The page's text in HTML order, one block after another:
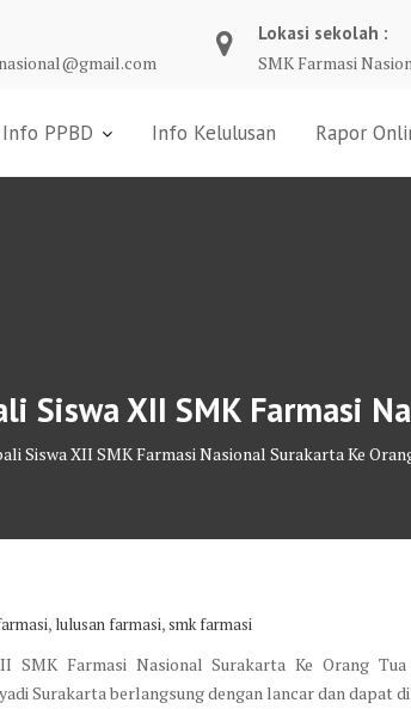
Lokasi sekolah :
SMK Farmasi
Info PPBD Info Kelulusan Rapor
Siswa XII SMK Farmasi
Siswa XII SMK Farmasi Nasional Surakarta Ke
, lulusan farmasi,smk farmasi
SMK Farmasi Nasional Surakarta Ke Orang
Surakarta berlangsung dengan lancar dan dapat